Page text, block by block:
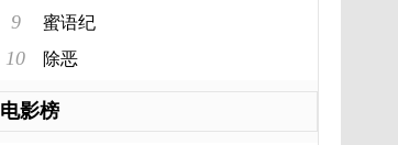
9 蜜语纪
10 除恶
电影榜